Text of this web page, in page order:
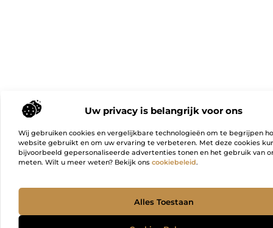
Uw privacy is belangrijk voor ons
Wij gebruiken cookies en vergelijkbare technologieën om te begrijpen
website gebruikt en om uw ervaring te verbeteren. Met deze cookies
bijvoorbeeld gepersonaliseerde advertenties tonen en het gebruik van
meten. Wilt u meer weten? Bekijk ons cookiebeleid.
Alles Toestaan